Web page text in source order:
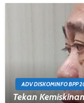
ADV DISKOMINFO BPP
Tekan